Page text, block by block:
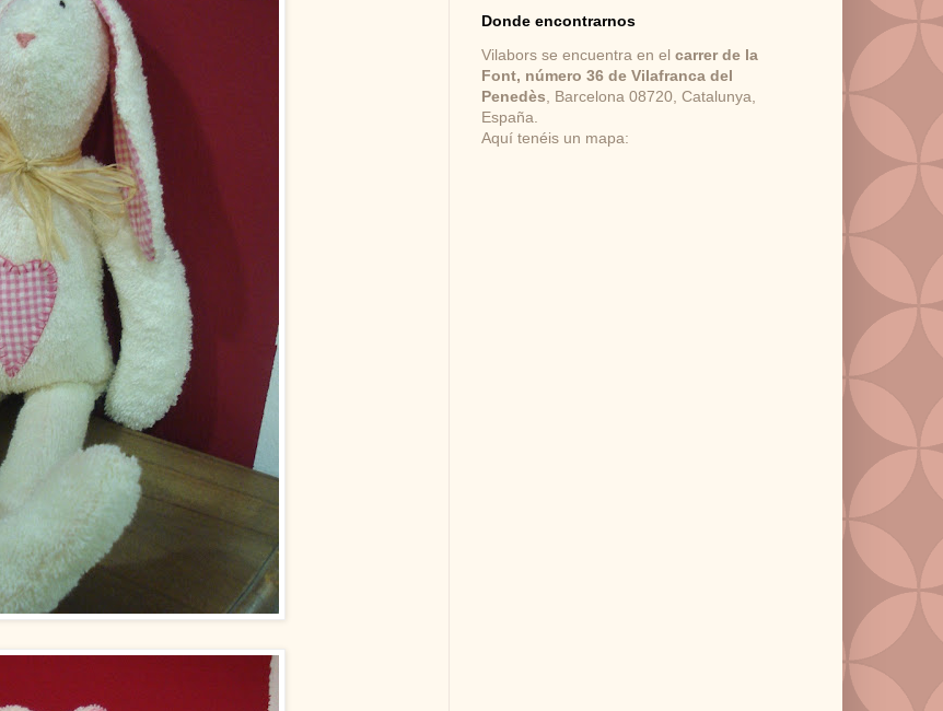
Donde encontrarnos
Vilabors se encuentra en el carrer de la
Font, número 36 de Vilafranca del
Penedès, Barcelona 08720, Catalunya,
España.
Aquí tenéis un mapa: